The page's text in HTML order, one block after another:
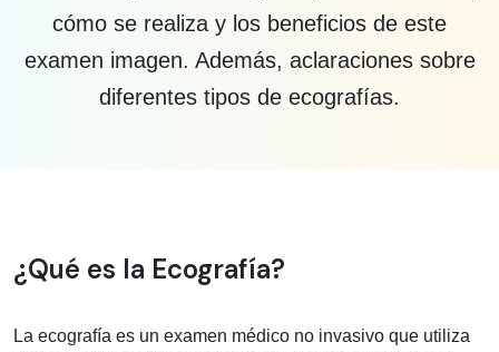
cómo se realiza y los beneficios de este
examen imagen. Además, aclaraciones sobre
diferentes tipos de ecografías.
Información médica sobre ecografía
¿Qué es la Ecografía?
La ecografía es un examen médico no invasivo que utiliza